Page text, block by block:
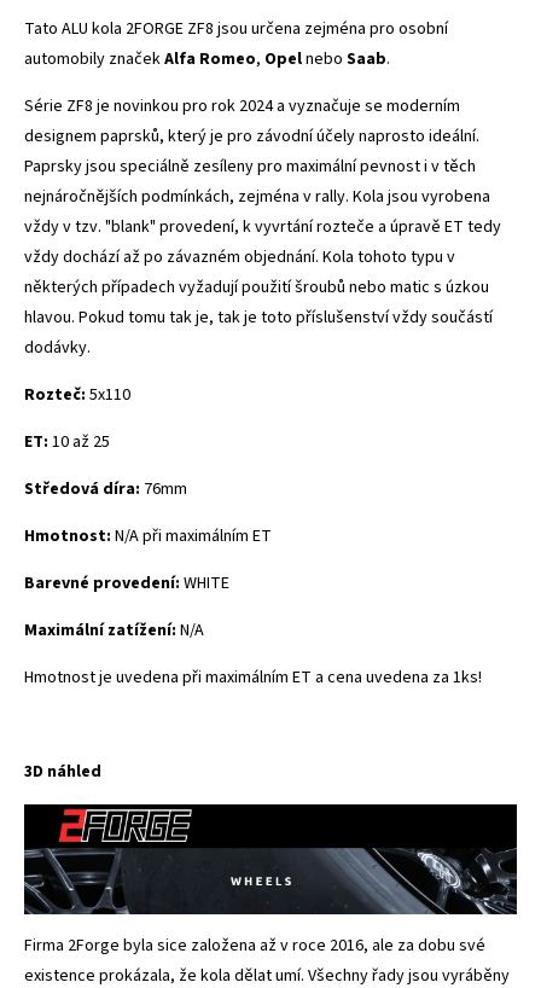
Tato ALU kola 2FORGE ZF8 jsou určena zejména pro osobní
automobily značekAlfa Romeo, Opelnebo Saab.
Série ZF8 je novinkou pro rok 2024 a vyznačuje se moderním
designem paprsků, který je pro závodní účely naprosto ideální.
Paprsky jsou speciálně zesíleny pro maximální pevnost i v těch
nejnáročnějších podmínkách, zejména v rally. Kola jsou vyrobena
vždy v tzv. "blank" provedení, k vyvrtání rozteče a úpravě ET tedy
vždy dochází až po závazném objednání. Kola tohoto typu v
některých případech vyžadují použití šroubů nebo matic s úzkou
hlavou. Pokud tomu tak je, tak je toto příslušenství vždy součástí
dodávky.
Rozteč: 5x110
ET: 10 až 25
Středová díra: 76mm
Hmotnost: N/A při maximálním ET
Barevné provedení: WHITE
Maximální zatížení: N/A
Hmotnost je uvedena při maximálním ET a cena uvedena za 1ks!
3D náhled
Firma 2Forge byla sice založena až v roce 2016, ale za dobu své
existence prokázala, že kola dělat umí. Všechny řady jsou vyráběny